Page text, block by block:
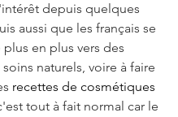
depuis quelques
aussi que les français se
en plus vers des
naturels, voire à faire
recettes de cosmétiques
tout à fait normal car le